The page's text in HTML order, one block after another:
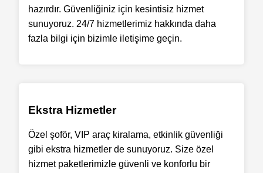
hazırdır. Güvenliğiniz için kesintisiz hizmet
sunuyoruz. 24/7 hizmetlerimiz hakkında daha
fazla bilgi için bizimle iletişime geçin.
Ekstra Hizmetler
Özel şoför, VIP araç kiralama, etkinlik güvenliği
gibi ekstra hizmetler de sunuyoruz. Size özel
hizmet paketlerimizle güvenli ve konforlu bir